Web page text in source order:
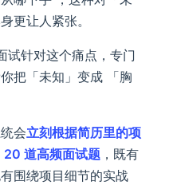
更让人紧张。
试针对这个痛点，专门
把「未知」变成 「胸
会立刻根据简历里的项
20 道高频面试题 ，既有
围绕项目细节的实战